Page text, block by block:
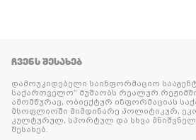
ᲩᲕᲔᲜᲡ ᲨᲔᲡᲐᲮᲔᲑ
დამოუკიდებელი საინფორმაციო
საქართველო” მუშაობს რეალურ
ამომწურავ, ობიექტურ ინფორმაციას
მსოფლიოში მიმდინარე პოლიტიკურ,
კულტურულ, სპორტულ და სხვა
შესახებ.